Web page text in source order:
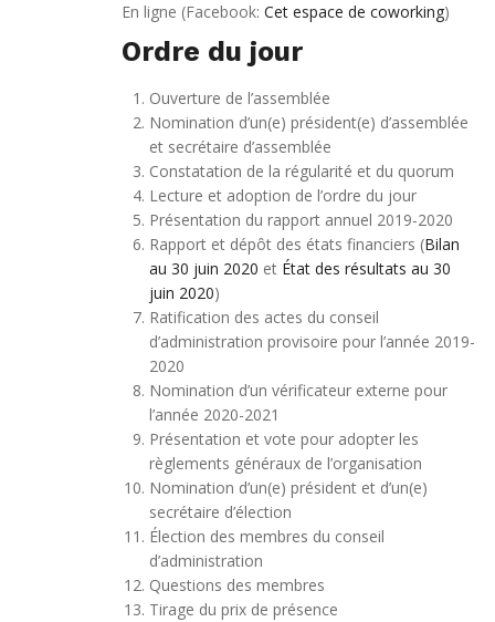
En ligne (Facebook: Cet espace de coworking)
Ordre du jour
Ouverture de l’assemblée
Nomination d’un(e) président(e) d’assemblée
et secrétaire d’assemblée
Constatation de la régularité et du quorum
Lecture et adoption de l’ordre du jour
Présentation du rapport annuel 2019-2020
Rapport et dépôt des états financiers (Bilan
au 30 juin 2020 et État des résultats au 30
juin 2020)
Ratification des actes du conseil
d’administration provisoire pour l’année 2019-
2020
Nomination d’un vérificateur externe pour
l’année 2020-2021
Présentation et vote pour adopter les
règlements généraux de l’organisation
Nomination d’un(e) président et d’un(e)
secrétaire d’élection
Élection des membres du conseil
d’administration
Questions des membres
Tirage du prix de présence